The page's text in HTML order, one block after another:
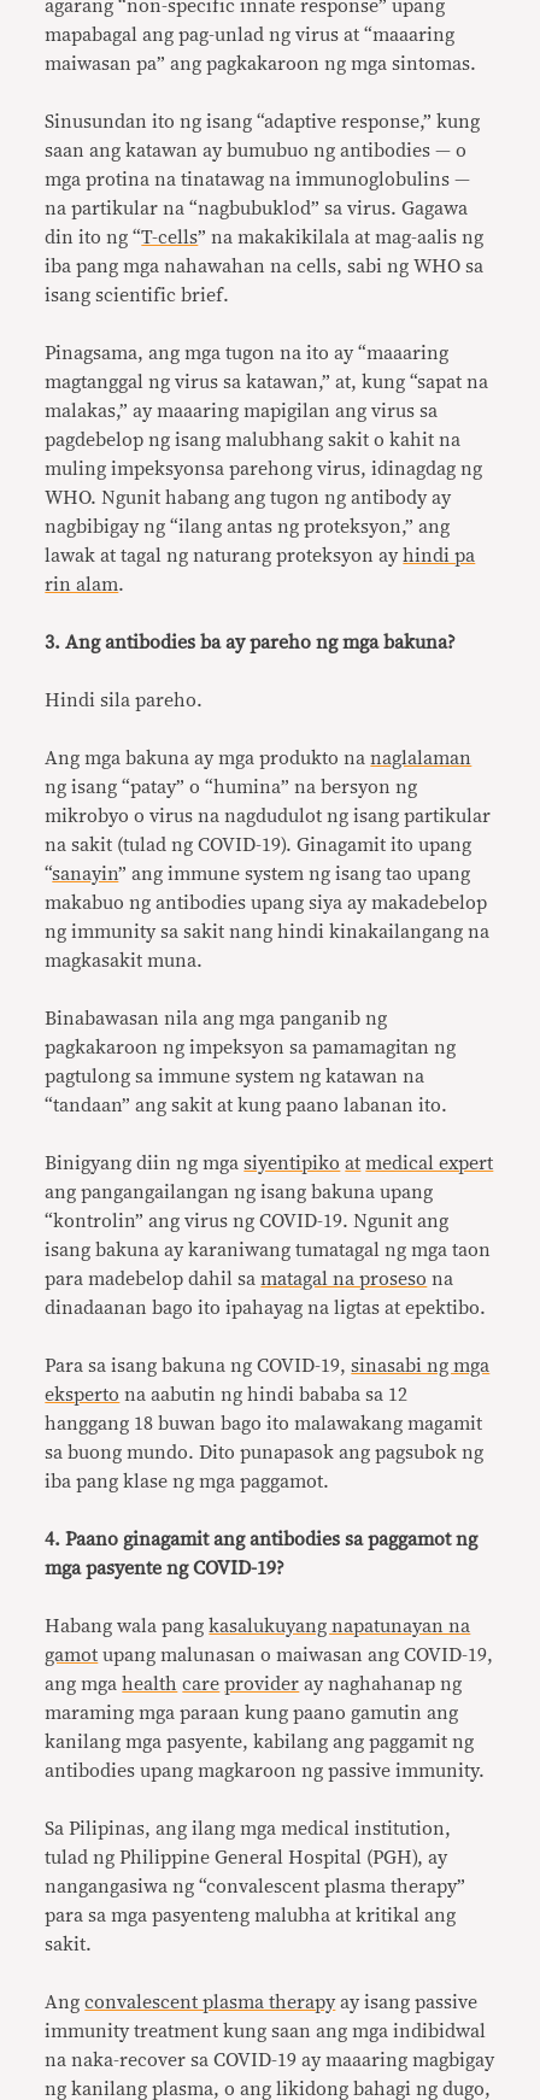
agarang “non-specific innate response” upang
mapabagal ang pag-unlad ng virus at “maaaring
maiwasan pa” ang pagkakaroon ng mga sintomas.
Sinusundan ito ng isang “adaptive response,” kung
saan ang katawan ay bumubuo ng antibodies — o
mga protina na tinatawag na immunoglobulins —
na partikular na “nagbubuklod” sa virus. Gagawa
din ito ng “T-cells” na makakikilala at mag-aalis ng
iba pang mga nahawahan na cells, sabi ng WHO sa
isang scientific brief.
Pinagsama, ang mga tugon na ito ay “maaaring
magtanggal ng virus sa katawan,” at, kung “sapat na
malakas,” ay maaaring mapigilan ang virus sa
pagdebelop ng isang malubhang sakit o kahit na
muling impeksyonsa parehong virus, idinagdag ng
WHO. Ngunit habang ang tugon ng antibody ay
nagbibigay ng “ilang antas ng proteksyon,” ang
lawak at tagal ng naturang proteksyon ayhindi pa
rin alam.
3. Ang antibodies ba ay pareho ng mga bakuna?
Hindi sila pareho.
Ang mga bakuna ay mga produkto nanaglalaman
ng isang “patay” o “humina” na bersyon ng
mikrobyo o virus na nagdudulot ng isang partikular
na sakit (tulad ng COVID-19). Ginagamit ito upang
“sanayin” ang immune system ng isang tao upang
makabuo ng antibodies upang siya ay makadebelop
ng immunity sa sakit nang hindi kinakailangang na
magkasakit muna.
Binabawasan nila ang mga panganib ng
pagkakaroon ng impeksyon sa pamamagitan ng
pagtulong sa immune system ng katawan na
“tandaan” ang sakit at kung paano labanan ito.
Binigyang diin ng mgasiyentipiko at medical expert
ang pangangailangan ng isang bakuna upang
“kontrolin” ang virus ng COVID-19. Ngunit ang
isang bakuna ay karaniwang tumatagal ng mga taon
para madebelop dahil samatagal na proseso na
dinadaanan bago ito ipahayag na ligtas at epektibo.
Para sa isang bakuna ng COVID-19,sinasabi ng mga
eksperto na aabutin ng hindi bababa sa 12
hanggang 18 buwan bago ito malawakang magamit
sa buong mundo. Dito punapasok ang pagsubok ng
iba pang klase ng mga paggamot.
4. Paano ginagamit ang antibodies sa paggamot ng
mga pasyente ng COVID-19?
Habang wala pang kasalukuyang napatunayan na
gamot upang malunasan o maiwasan ang COVID-19,
ang mgahealth care provider ay naghahanap ng
maraming mga paraan kung paano gamutin ang
kanilang mga pasyente, kabilang ang paggamit ng
antibodies upang magkaroon ng passive immunity.
Sa Pilipinas, ang ilang mga medical institution,
tulad ng Philippine General Hospital (PGH), ay
nangangasiwa ng “convalescent plasma therapy”
para sa mga pasyenteng malubha at kritikal ang
sakit.
Angconvalescent plasma therapy ay isang passive
immunity treatment kung saan ang mga indibidwal
na naka-recover sa COVID-19 ay maaaring magbigay
ng kanilang plasma, o ang likidong bahagi ng dugo,